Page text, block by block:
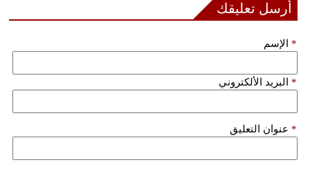
فيديو
أرسل تعليقك
الإسم *
البريد الألكتروني *
عنوان التعليق *